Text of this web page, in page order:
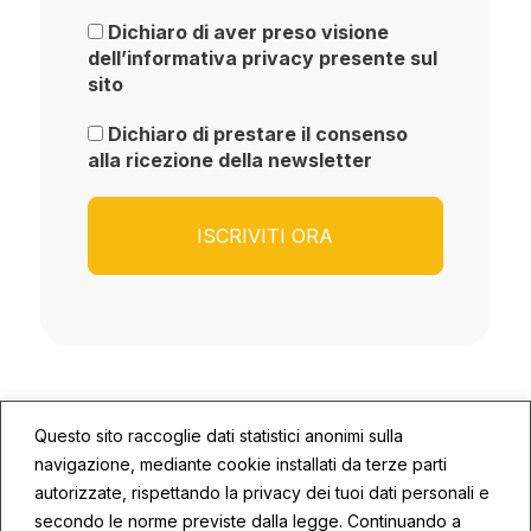
Questo sito raccoglie dati statistici anonimi sulla
navigazione, mediante cookie installati da terze parti
autorizzate, rispettando la privacy dei tuoi dati personali e
secondo le norme previste dalla legge. Continuando a
Dichiaro di aver preso visione
dell’informativa privacy presente sul
sito
Dichiaro di prestare il consenso
alla ricezione della newsletter